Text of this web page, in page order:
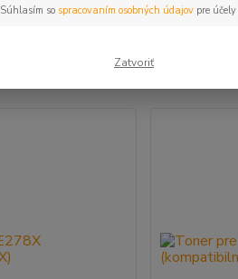
Súhlasím so spracovaním osobných údajovpre účely
Zatvoriť